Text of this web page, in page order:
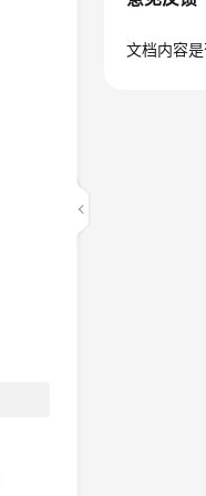
文档内容